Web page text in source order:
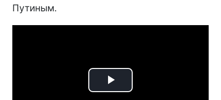
Путиным.
Play